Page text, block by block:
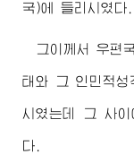
국)에 들리시였다.
그이께서 우편
태와 그 인민적성
시였는데 그 사
다.